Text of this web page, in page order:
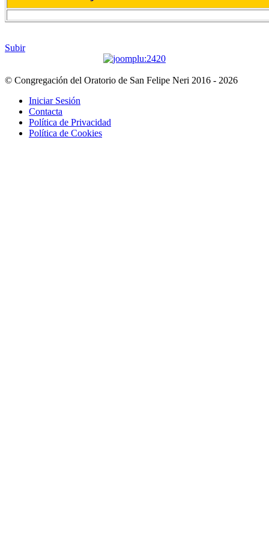
Subir
© Congregación del Oratorio de San Felipe Neri 2016 - 2026
Iniciar Sesión
Contacta
Política de Privacidad
Política de Cookies